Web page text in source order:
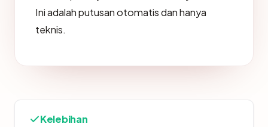
Ini adalah putusan otomatis dan hanya
teknis.
Kelebihan